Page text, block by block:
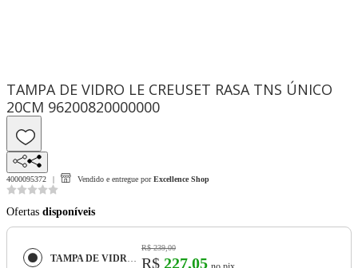
TAMPA DE VIDRO LE CREUSET RASA TNS ÚNICO
20CM 96200820000000
4000095372 Vendido e entregue por Excellence Shop
Ofertas disponíveis
TAMPA DE VIDRO LE CREUSET RASA TNS ÚNICO 20CM 96200820000000
R$ 239,00
R$ 227,05